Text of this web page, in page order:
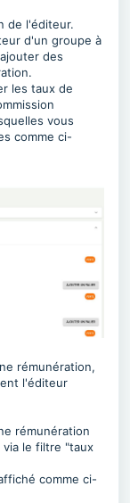
de l'éditeur.
d'un groupe à
des
les taux de
vous
comme ci-
rémunération,
l'éditeur
rémunération
via le filtre "taux
comme ci-